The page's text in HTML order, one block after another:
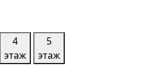
4
этаж
5
этаж